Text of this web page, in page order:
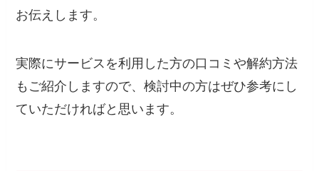
お伝えします。
実際にサービスを利用した方の口コミや解約方法
もご紹介しますので、検討中の方はぜひ参考にし
ていただければと思います。